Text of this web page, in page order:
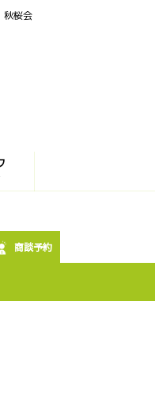
秋桜会
商談予約